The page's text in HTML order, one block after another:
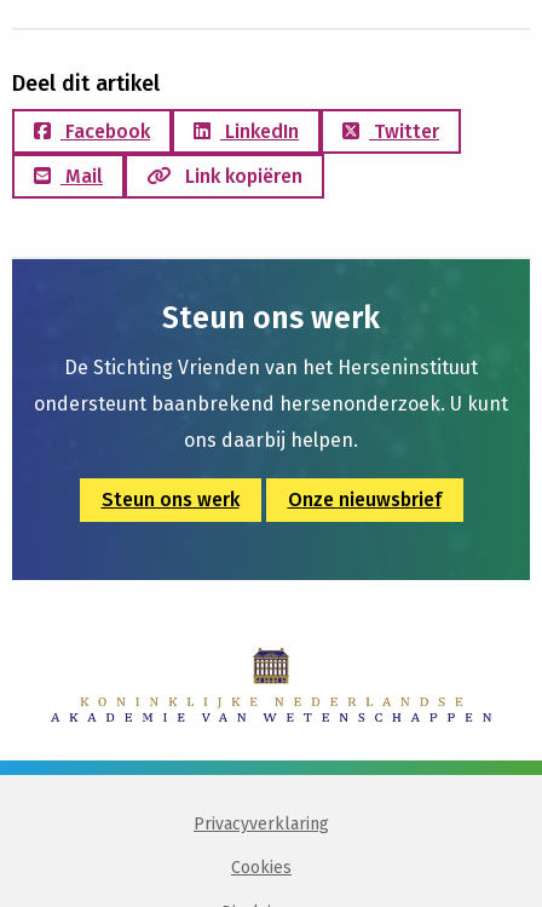
Deel dit artikel
Facebook LinkedIn
Twitter
Mail
Link kopiëren
Steun ons werk
De Stichting Vrienden van het Herseninstituut
ondersteunt baanbrekend hersenonderzoek. U kunt
ons daarbij helpen.
Steun ons werk Onze nieuwsbrief
Privacyverklaring
Cookies